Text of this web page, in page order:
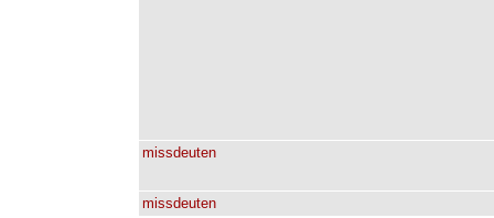
missdeuten
missdeuten